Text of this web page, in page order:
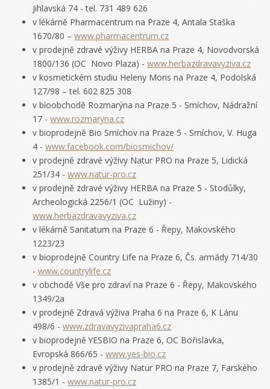
Jihlavská 74 - tel. 731 489 626
v lékárně Pharmacentrum na Praze 4, Antala Staška
1670/80 –www.pharmacentrum.cz
v prodejně zdravé výživy HERBA na Praze 4, Novodvorská
1800/136 (OC Novo Plaza) -www.herbazdravavyziva.cz
v kosmetickém studiu Heleny Moris na Praze 4, Podolská
127/98 – tel. 602 825 308
v bioobchodě Rozmarýna na Praze 5 - Smíchov, Nádražní
17 -www.rozmaryna.cz
v bioprodejně Bio Smíchov na Praze 5 - Smíchov, V. Huga
4 -www.facebook.com/biosmichov/
v prodejně zdravé výživy Natur PRO na Praze 5, Lidická
251/34 -www.natur-pro.cz
v prodejně zdravé výživy HERBA na Praze 5 - Stodůlky,
Archeologická 2256/1 (OC Lužiny) -
www.herbazdravavyziva.cz
v lékárně Sanitatum na Praze 6 - Řepy, Makovského
1223/23
v bioprodejně Country Life na Praze 6, Čs. armády 714/30
-www.countrylife.cz
v obchodě Vše pro zdraví na Praze 6 - Řepy, Makovského
1349/2a
v prodejně Zdravá výživa Praha 6 na Praze 6, K Lánu
498/6 -www.zdravavyzivapraha6.cz
v bioprodejně YESBIO na Praze 6, OC Bořislavka,
Evropská 866/65 -www.yes-bio.cz
v prodejně zdravé výživy Natur PRO na Praze 7, Farského
1385/1 -www.natur-pro.cz